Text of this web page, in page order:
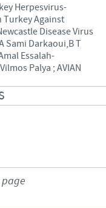
Herpesvirus-
Turkey Against
Disease Virus
Sami Darkaoui,B T
Essalah-
Palya ; AVIAN